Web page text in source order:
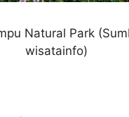
Natural Park
wisatainfo)